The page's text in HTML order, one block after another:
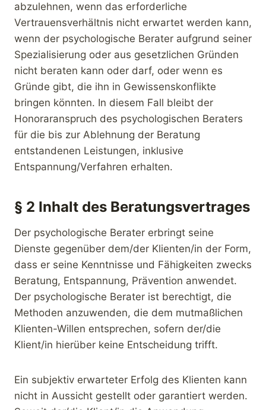
abzulehnen, wenn das erforderliche
Vertrauensverhältnis nicht erwartet werden kann,
wenn der psychologische Berater aufgrund seiner
Spezialisierung oder aus gesetzlichen Gründen
nicht beraten kann oder darf, oder wenn es
Gründe gibt, die ihn in Gewissenskonflikte
bringen könnten. In diesem Fall bleibt der
Honoraranspruch des psychologischen Beraters
für die bis zur Ablehnung der Beratung
entstandenen Leistungen, inklusive
Entspannung/Verfahren erhalten.
§ 2 Inhalt des Beratungsvertrages
Der psychologische Berater erbringt seine
Dienste gegenüber dem/der Klienten/in der Form,
dass er seine Kenntnisse und Fähigkeiten zwecks
Beratung, Entspannung, Prävention anwendet.
Der psychologische Berater ist berechtigt, die
Methoden anzuwenden, die dem mutmaßlichen
Klienten-Willen entsprechen, sofern der/die
Klient/in hierüber keine Entscheidung trifft.
Ein subjektiv erwarteter Erfolg des Klienten kann
nicht in Aussicht gestellt oder garantiert werden.